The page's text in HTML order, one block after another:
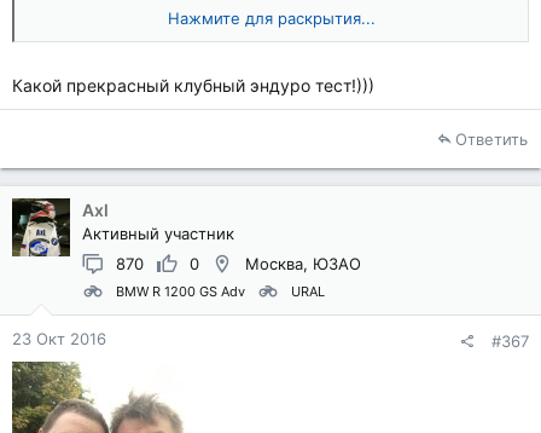
Посмотреть вложение 55116
Посмотреть вложение 55117
Посмотреть вложение 55120
Посмотреть вложение 55121
Посмотреть вложение 55122
Посмотреть вложение 55123
Посмотреть вложение 55124
Посмотреть вложение 55125
Нажмите для раскрытия...
Какой прекрасный клубный эндуро тест!)))
Ответить
Axl
Активный участник
870
0 Москва, ЮЗАО
BMW R 1200 GS Adv URAL
23 Окт 2016 #367